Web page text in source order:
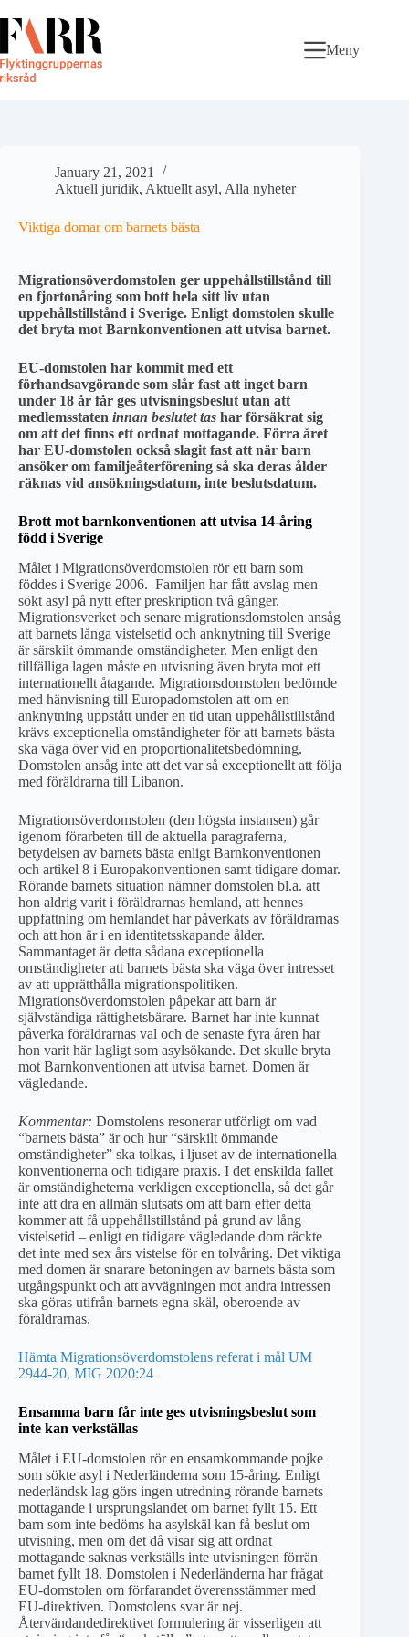
to
content
Meny
January 21, 2021
Aktuell juridik, Aktuellt asyl, Alla nyheter
Viktiga domar om barnets bästa
Migrationsöverdomstolen ger uppehållstillstånd till
en fjortonåring som bott hela sitt liv utan
uppehållstillstånd i Sverige. Enligt domstolen skulle
det bryta mot Barnkonventionen att utvisa barnet.
EU-domstolen har kommit med ett
förhandsavgörande som slår fast att inget barn
under 18 år får ges utvisningsbeslut utan att
medlemsstaten innan beslutet tas har försäkrat sig
om att det finns ett ordnat mottagande. Förra året
har EU-domstolen också slagit fast att när barn
ansöker om familjeåterförening så ska deras ålder
räknas vid ansökningsdatum, inte beslutsdatum.
Brott mot barnkonventionen att utvisa 14-åring
född i Sverige
Målet i Migrationsöverdomstolen rör ett barn som
föddes i Sverige 2006. Familjen har fått avslag men
sökt asyl på nytt efter preskription två gånger.
Migrationsverket och senare migrationsdomstolen ansåg
att barnets långa vistelsetid och anknytning till Sverige
är särskilt ömmande omständigheter. Men enligt den
tillfälliga lagen måste en utvisning även bryta mot ett
internationellt åtagande. Migrationsdomstolen bedömde
med hänvisning till Europadomstolen att om en
anknytning uppstått under en tid utan uppehållstillstånd
krävs exceptionella omständigheter för att barnets bästa
ska väga över vid en proportionalitetsbedömning.
Domstolen ansåg inte att det var så exceptionellt att följa
med föräldrarna till Libanon.
Migrationsöverdomstolen (den högsta instansen) går
igenom förarbeten till de aktuella paragraferna,
betydelsen av barnets bästa enligt Barnkonventionen
och artikel 8 i Europakonventionen samt tidigare domar.
Rörande barnets situation nämner domstolen bl.a. att
hon aldrig varit i föräldrarnas hemland, att hennes
uppfattning om hemlandet har påverkats av föräldrarnas
och att hon är i en identitetsskapande ålder.
Sammantaget är detta sådana exceptionella
omständigheter att barnets bästa ska väga över intresset
av att upprätthålla migrationspolitiken.
Migrationsöverdomstolen påpekar att barn är
självständiga rättighetsbärare. Barnet har inte kunnat
påverka föräldrarnas val och de senaste fyra åren har
hon varit här lagligt som asylsökande. Det skulle bryta
mot Barnkonventionen att utvisa barnet. Domen är
vägledande.
Kommentar: Domstolens resonerar utförligt om vad
“barnets bästa” är och hur “särskilt ömmande
omständigheter” ska tolkas, i ljuset av de internationella
konventionerna och tidigare praxis. I det enskilda fallet
är omständigheterna verkligen exceptionella, så det går
inte att dra en allmän slutsats om att barn efter detta
kommer att få uppehållstillstånd på grund av lång
vistelsetid – enligt en tidigare vägledande dom räckte
det inte med sex års vistelse för en tolvåring. Det viktiga
med domen är snarare betoningen av barnets bästa som
utgångspunkt och att avvägningen mot andra intressen
ska göras utifrån barnets egna skäl, oberoende av
föräldrarnas.
Hämta Migrationsöverdomstolens referat i mål UM
2944-20, MIG 2020:24
Ensamma barn får inte ges utvisningsbeslut som
inte kan verkställas
Målet i EU-domstolen rör en ensamkommande pojke
som sökte asyl i Nederländerna som 15-åring. Enligt
nederländsk lag görs ingen utredning rörande barnets
mottagande i ursprungslandet om barnet fyllt 15. Ett
barn som inte bedöms ha asylskäl kan få beslut om
utvisning, men om det då visar sig att ordnat
mottagande saknas verkställs inte utvisningen förrän
barnet fyllt 18. Domstolen i Nederländerna har frågat
EU-domstolen om förfarandet överensstämmer med
EU-direktiven. Domstolens svar är nej.
Återvändandedirektivet formulering är visserligen att